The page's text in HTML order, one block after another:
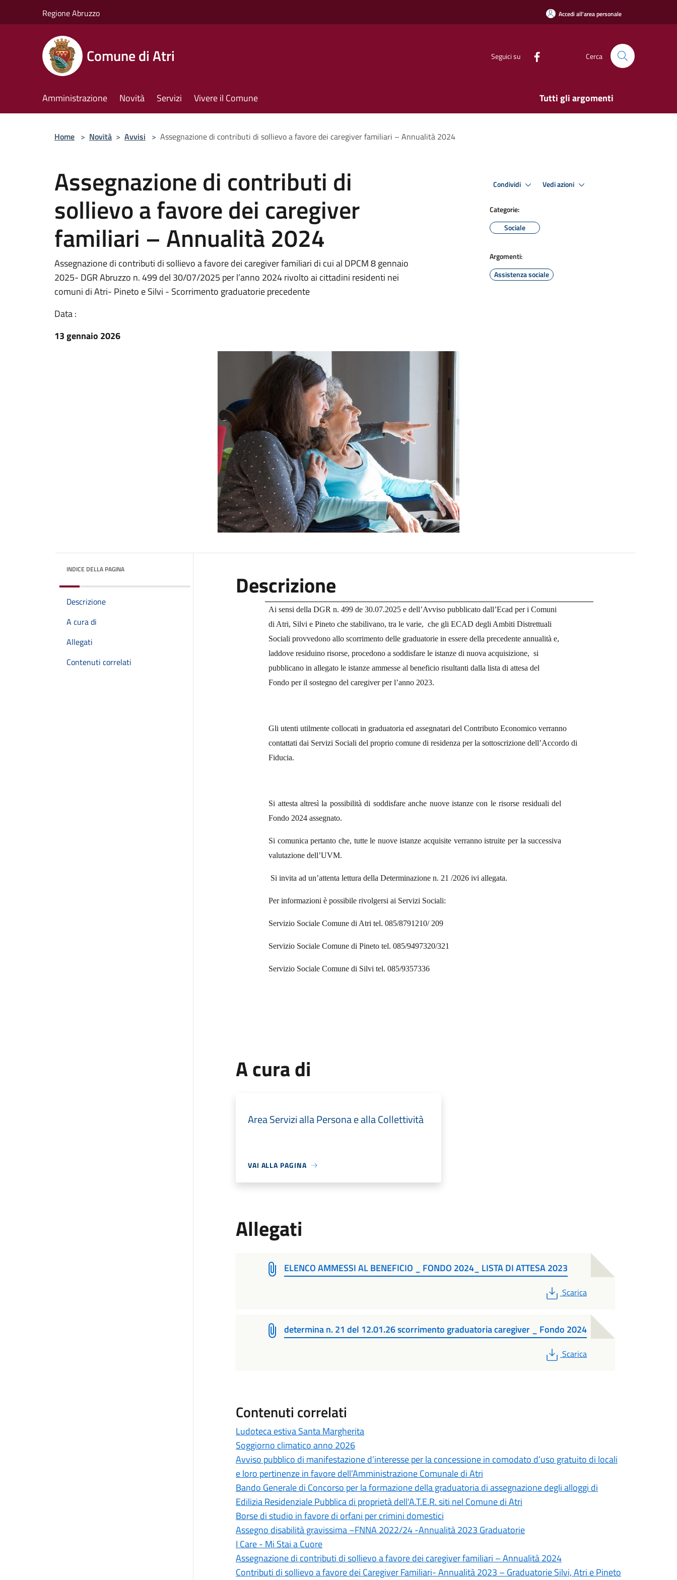
Regione Abruzzo Accedi all'area personale
Comune di Atri Seguici su Cerca
Amministrazione Novità Servizi Vivere il Comune Tutti gli argomenti
Home > Novità > Avvisi > Assegnazione di contributi di sollievo a favore dei caregiver familiari – Annualità 2024
Assegnazione di contributi di
sollievo a favore dei caregiver
familiari – Annualità 2024
Assegnazione di contributi di sollievo a favore dei caregiver familiari di cui al DPCM 8 gennaio
2025- DGR Abruzzo n. 499 del 30/07/2025 per l’anno 2024 rivolto ai cittadini residenti nei
comuni di Atri- Pineto e Silvi - Scorrimento graduatorie precedente
Data :
13 gennaio 2026
Condividi Vedi azioni
Categorie:
Sociale
Argomenti:
Assistenza sociale
INDICE DELLA PAGINA
Descrizione
A cura di
Allegati
Contenuti correlati
Descrizione
Ai sensi della DGR n. 499 de 30.07.2025 e dell’Avviso pubblicato dall’Ecad per i Comuni
di Atri, Silvi e Pineto che stabilivano, tra le varie, che gli ECAD degli Ambiti Distrettuali
Sociali provvedono allo scorrimento delle graduatorie in essere della precedente annualità e,
laddove residuino risorse, procedono a soddisfare le istanze di nuova acquisizione, si
pubblicano in allegato le istanze ammesse al beneficio risultanti dalla lista di attesa del
Fondo per il sostegno del caregiver per l’anno 2023.
Gli utenti utilmente collocati in graduatoria ed assegnatari del Contributo Economico verranno
contattati dai Servizi Sociali del proprio comune di residenza per la sottoscrizione dell’Accordo di
Fiducia.
Si attesta altresì la possibilità di soddisfare anche nuove istanze con le risorse residuali del
Fondo 2024 assegnato.
Si comunica pertanto che, tutte le nuove istanze acquisite verranno istruite per la successiva
valutazione dell’UVM.
Si invita ad un’attenta lettura della Determinazione n. 21 /2026 ivi allegata.
Per informazioni è possibile rivolgersi ai Servizi Sociali:
Servizio Sociale Comune di Atri tel. 085/8791210/ 209
Servizio Sociale Comune di Pineto tel. 085/9497320/321
Servizio Sociale Comune di Silvi tel. 085/9357336
A cura di
Area Servizi alla Persona e alla Collettività
VAI ALLA PAGINA
Allegati
ELENCO AMMESSI AL BENEFICIO _ FONDO 2024_ LISTA DI ATTESA 2023
PDF
Scarica
determina n. 21 del 12.01.26 scorrimento graduatoria caregiver _ Fondo 2024
PDF
Scarica
Contenuti correlati
Ludoteca estiva Santa Margherita
Soggiorno climatico anno 2026
Avviso pubblico di manifestazione d’interesse per la concessione in comodato d’uso gratuito di locali
e loro pertinenze in favore dell’Amministrazione Comunale di Atri
Bando Generale di Concorso per la formazione della graduatoria di assegnazione degli alloggi di
Edilizia Residenziale Pubblica di proprietà dell'A.T.E.R. siti nel Comune di Atri
Borse di studio in favore di orfani per crimini domestici
Assegno disabilità gravissima –FNNA 2022/24 -Annualità 2023 Graduatorie
I Care - Mi Stai a Cuore
Assegnazione di contributi di sollievo a favore dei caregiver familiari – Annualità 2024
Contributi di sollievo a favore dei Caregiver Familiari- Annualità 2023 – Graduatorie Silvi, Atri e Pineto